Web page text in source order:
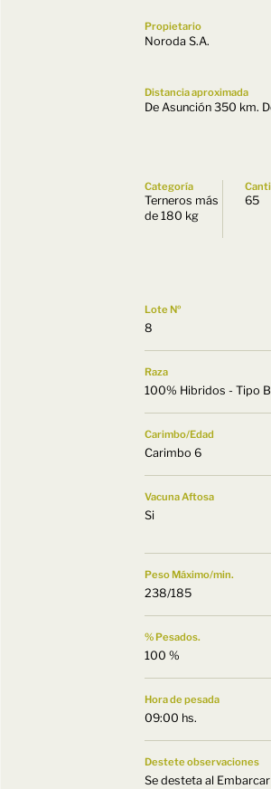
Propietario
Noroda S.A.
Distancia aproximada
De Asunción 350 km.
Categoría
Terneros más
de 180 kg
65
Lote Nº
8
Raza
100% Hibridos - Tipo
Carimbo/Edad
Carimbo 6
Vacuna Aftosa
Si
Peso Máximo/min.
238/185
% Pesados.
100 %
Hora de pesada
09:00 hs.
Destete observaciones
Se desteta al Embarcar